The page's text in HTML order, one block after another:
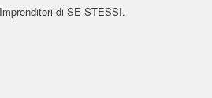
di SE STESSI.